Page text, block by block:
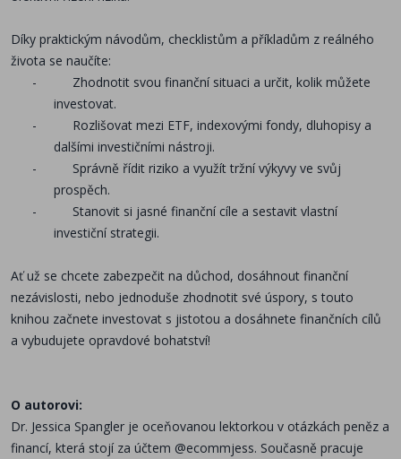
Díky praktickým návodům, checklistům a příkladům z reálného
života se naučíte:
-
Zhodnotit svou finanční situaci a určit, kolik můžete
investovat.
-
Rozlišovat mezi ETF, indexovými fondy, dluhopisy a
dalšími investičními nástroji.
-
Správně řídit riziko a využít tržní výkyvy ve svůj
prospěch.
-
Stanovit si jasné finanční cíle a sestavit vlastní
investiční strategii.
Ať už se chcete zabezpečit na důchod, dosáhnout finanční
nezávislosti, nebo jednoduše zhodnotit své úspory, s touto
knihou začnete investovat s jistotou a dosáhnete finančních cílů
a vybudujete opravdové bohatství!
O autorovi:
Dr. Jessica Spangler je oceňovanou lektorkou v otázkách peněz a
financí, která stojí za účtem @ecommjess. Současně pracuje